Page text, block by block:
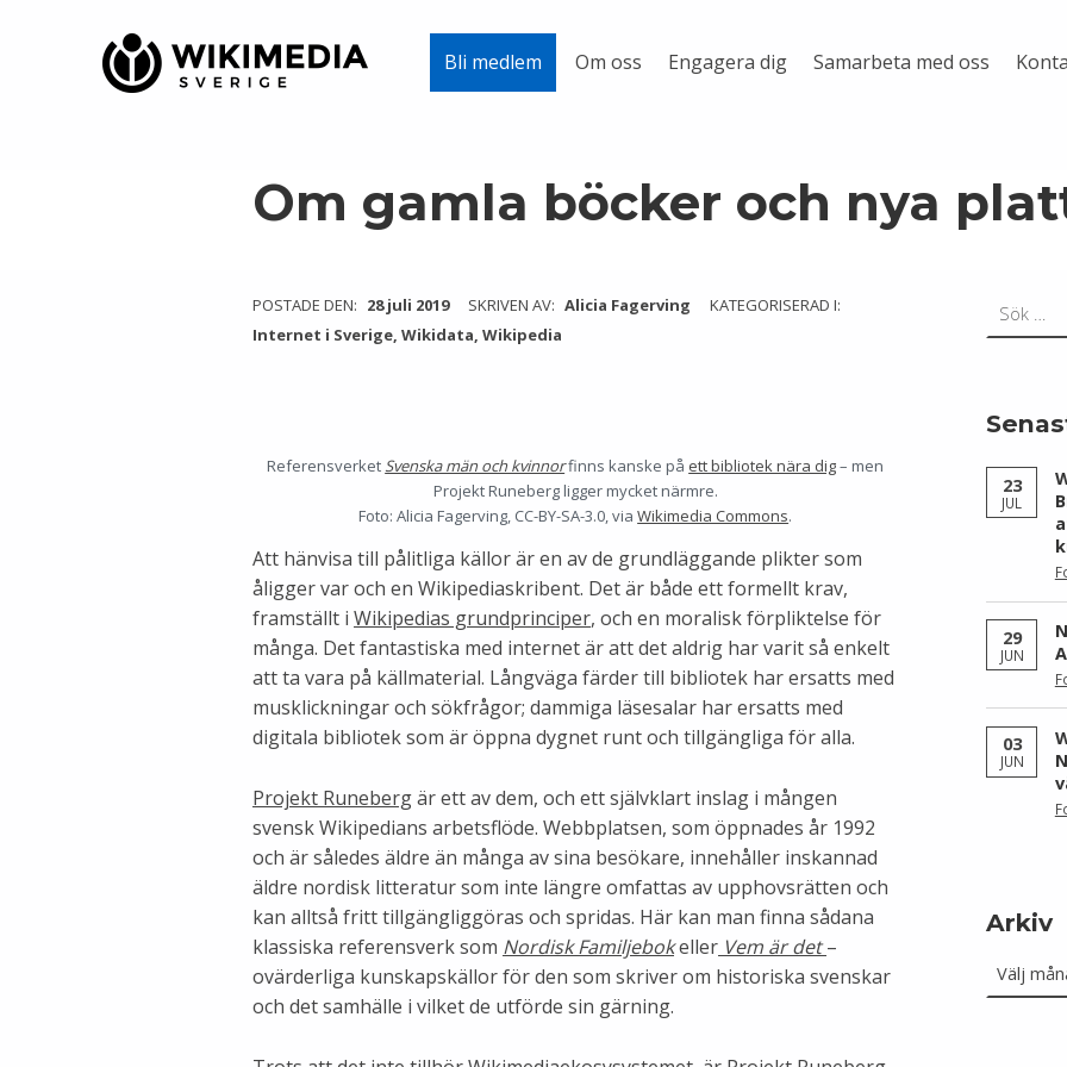
Bli medlem Om oss Engagera dig Samarbeta med oss
Om gamla böcker och nya
POSTADE DEN: 28 juli 2019 SKRIVEN AV: Alicia Fagerving
KATEGORISERAD I:
Internet i Sverige, Wikidata, Wikipedia
Referensverket Svenska män och kvinnorfinns kanske på ett bibliotek nära dig– men
Projekt Runeberg ligger mycket närmre.
Foto: Alicia Fagerving, CC-BY-SA-3.0, viaWikimedia Commons.
Att hänvisa till pålitliga källor är en av de grundläggande plikter som
åligger var och en Wikipediaskribent. Det är både ett formellt krav,
framställt i Wikipedias grundprinciper, och en moralisk förpliktelse för
många. Det fantastiska med internet är att det aldrig har varit så enkelt
att ta vara på källmaterial. Långväga färder till bibliotek har ersatts med
musklickningar och sökfrågor; dammiga läsesalar har ersatts med
digitala bibliotek som är öppna dygnet runt och tillgängliga för alla.
Projekt Runebergär ett av dem, och ett självklart inslag i mången
svensk Wikipedians arbetsflöde. Webbplatsen, som öppnades år 1992
och är således äldre än många av sina besökare, innehåller inskannad
äldre nordisk litteratur som inte längre omfattas av upphovsrätten och
kan alltså fritt tillgängliggöras och spridas. Här kan man finna sådana
klassiska referensverk som Nordisk Familjebokeller Vem är det–
ovärderliga kunskapskällor för den som skriver om historiska svenskar
och det samhälle i vilket de utförde sin gärning.
23
JUL
29
JUN
03
JUN
Arkiv